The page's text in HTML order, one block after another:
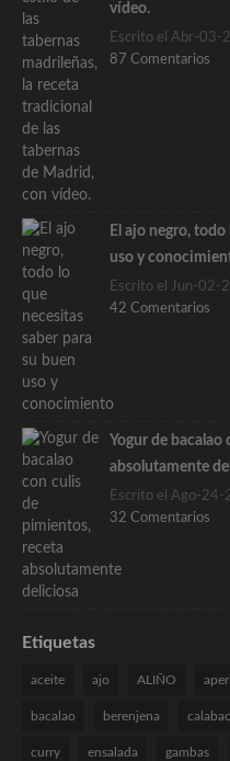
vídeo.
Escrito el Abr-03-
87 Comentarios
El ajo negro,
uso y
Escrito el Jun-02-
42 Comentarios
Yogur de
absolutamente
Escrito el Ago-24-
32 Comentarios
Etiquetas
aceite ajo ALIÑO
bacalao berenjena
curry ensalada gambas